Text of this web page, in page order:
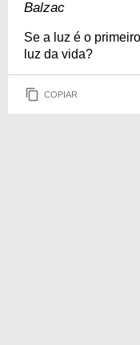
Balzac
Se a luz é o
luz da vida?
COPIAR